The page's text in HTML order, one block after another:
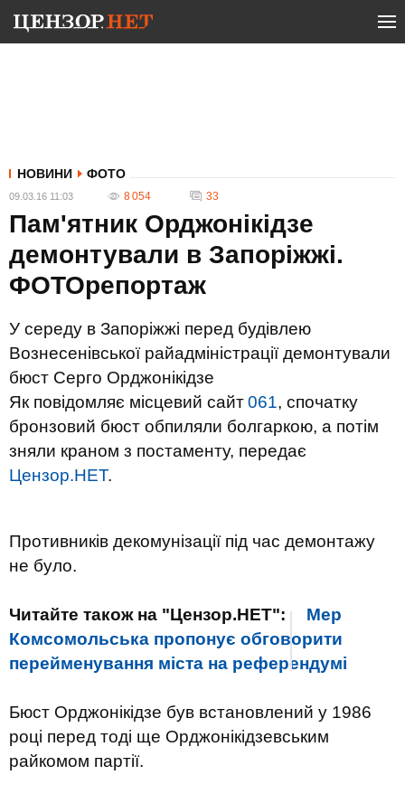
НОВИНИ ФОТО
09.03.16 11:03 8 054 33
Пам'ятник Орджонікідзе
демонтували в Запоріжжі.
ФОТОрепортаж
У середу в Запоріжжі перед будівлею
Вознесенівської райадміністрації демонтували
бюст Серго Орджонікідзе
Як повідомляє місцевий сайт061, спочатку
бронзовий бюст обпиляли болгаркою, а потім
зняли краном з постаменту, передає
Цензор.НЕТ.
Противників декомунізації під час демонтажу
не було.
Читайте також на "Цензор.НЕТ":
Мер
Комсомольська пропонує обговорити
перейменування міста на референдумі
Бюст Орджонікідзе був встановлений у 1986
році перед тоді ще Орджонікідзевським
райкомом партії.